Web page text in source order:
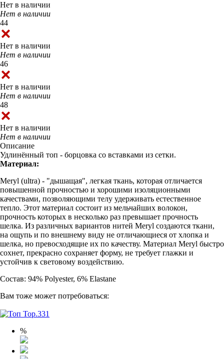
Нет в наличии
Нет в наличии
44
Нет в наличии
Нет в наличии
46
Нет в наличии
Нет в наличии
48
Нет в наличии
Нет в наличии
Описание
Удлинённый топ - борцовка со вставками из сетки.
Материал:
Meryl (ultra) - "дышащая", легкая ткань, которая отличается
повышенной прочностью и хорошими изоляционными
качествами, позволяющими телу удерживать естественное
тепло. Этот материал состоит из мельчайших волокон,
прочность которых в несколько раз превышает прочность
шелка. Из различных вариантов нитей Meryl создаются ткани,
на ощупь и по внешнему виду не отличающиеся от хлопка и
шелка, но превосходящие их по качеству. Материал Meryl быстро
сохнет, прекрасно сохраняет форму, не требует глажки и
устойчив к световому воздействию.
Состав: 94% Polyester, 6% Elastane
Вам тоже может потребоваться:
%